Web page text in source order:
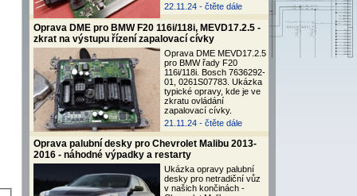
22.11.24 - čtěte dále
Oprava DME pro BMW F20 116i/118i, MEVD17.2.5 -
zkrat na výstupu řízení zapalovací cívky
Oprava DME MEVD17.2.5
pro BMW řady F20
116i/118i. Bosch 7636292-
01, 0261S07783. Ukázka
typické opravy, kde je ve
zkratu ovládání
zapalovací cívky.
21.11.24 - čtěte dále
Oprava palubní desky pro Chevrolet Malibu 2013-
2016 - náhodné výpadky a restarty
Ukázka opravy palubní
desky pro netradiční vůz
v našich končinách -